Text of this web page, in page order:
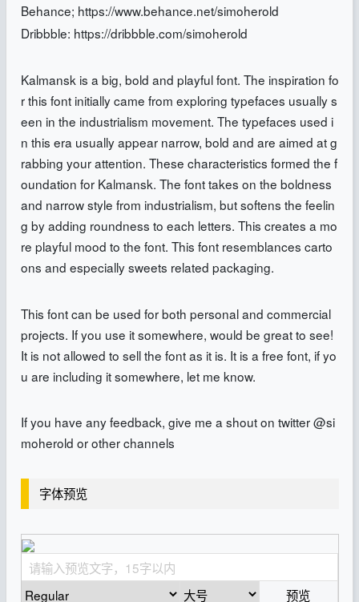
Behance; https://www.behance.net/simoherold
Dribbble: https://dribbble.com/simoherold
Kalmansk is a big, bold and playful font. The inspiration fo
r this font initially came from exploring typefaces usually s
een in the industrialism movement. The typefaces used i
n this era usually appear narrow, bold and are aimed at g
rabbing your attention. These characteristics formed the f
oundation for Kalmansk. The font takes on the boldness
and narrow style from industrialism, but softens the feelin
g by adding roundness to each letters. This creates a mo
re playful mood to the font. This font resemblances carto
ons and especially sweets related packaging.
This font can be used for both personal and commercial
projects. If you use it somewhere, would be great to see!
It is not allowed to sell the font as it is. It is a free font, if yo
u are including it somewhere, let me know.
If you have any feedback, give me a shout on twitter @si
moherold or other channels
字体预览
预览